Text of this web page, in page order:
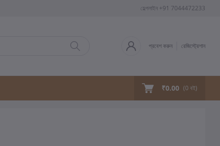
হেল্পলাইন +91 7044472233
প্রবেশ করুন রেজিস্ট্রেশান
₹0.00 (0 বই)